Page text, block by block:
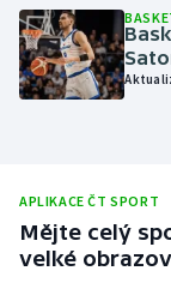
Parasport
Plavání
Ragby
Rychlobruslení
APLIKACE ČT SPORT
Mějte celý
velké